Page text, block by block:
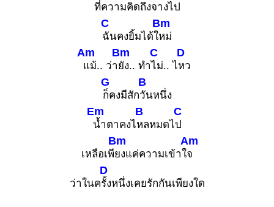
ที่ความคิดถึงจางไป
C
ฉันคงยิ้มได้ใ
Bm
หม่
Am
แม้.. ว่า
Bm
ยัง.. ทำ
C
ไม่.. ไ
D
หว
G
ก็คงมีสัก
B
วันหนึ่ง
Em
น้ำตาคงไ
B
หลหมดไ
C
ป
เหลือเพี
Bm
ยงแค่ความเข้าใ
Am
จ
ว่าในค
D
รั้งหนึ่งเคยรักกันเพียงใด